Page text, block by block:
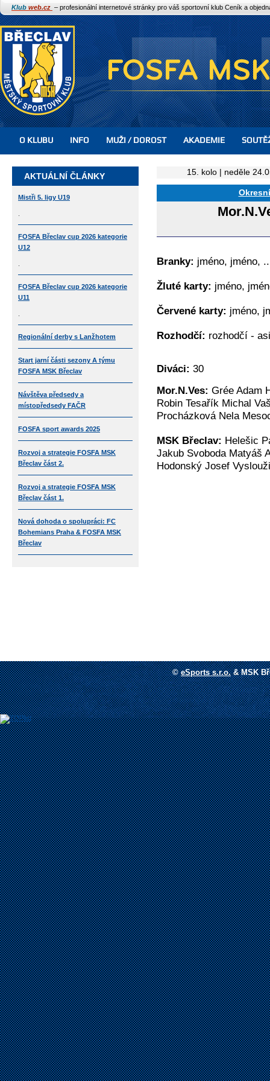
Klub web.cz – profesionální internetové stránky pro váš sportovní klub Ceník a
O KLUBU INFO MUŽI / DOROST AKADEMIE
15. kolo | neděle
Branky: jméno, jméno,
Žluté karty: jméno,
Červené karty: jméno,
Rozhodčí: rozhodčí -
Diváci: 30
Mor.N.Ves: Grée Adam
Robin Tesařík Michal
Procházková Nela
MSK Břeclav: Helešic
Jakub Svoboda Matyáš
Hodonský Josef
AKTUÁLNÍ ČLÁNKY
Mistři 5. ligy U19
FOSFA Břeclav cup 2026 kategorie
U12
FOSFA Břeclav cup 2026 kategorie
U11
Regionální derby s Lanžhotem
Start jarní části sezony A týmu
FOSFA MSK Břeclav
Návštěva předsedy a
místopředsedy FAČR
FOSFA sport awards 2025
Rozvoj a strategie FOSFA MSK
Břeclav část 2.
Rozvoj a strategie FOSFA MSK
Břeclav část 1.
Nová dohoda o spolupráci: FC
Bohemians Praha & FOSFA MSK
Břeclav
©eSports s.r.o.&MSK